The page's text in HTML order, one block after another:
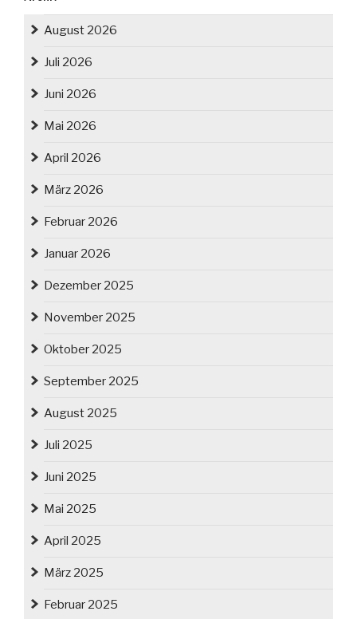
August 2026
Juli 2026
Juni 2026
Mai 2026
April 2026
März 2026
Februar 2026
Januar 2026
Dezember 2025
November 2025
Oktober 2025
September 2025
August 2025
Juli 2025
Juni 2025
Mai 2025
April 2025
März 2025
Februar 2025